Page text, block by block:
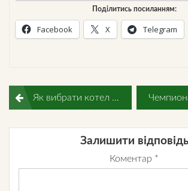
Поділитись посиланням:
Facebook X Telegram
Навігація
Як вибрати котел тривалого горіння з потрібними характеристиками Чемпионат Мира по
Залишити відповідь
Коментар *